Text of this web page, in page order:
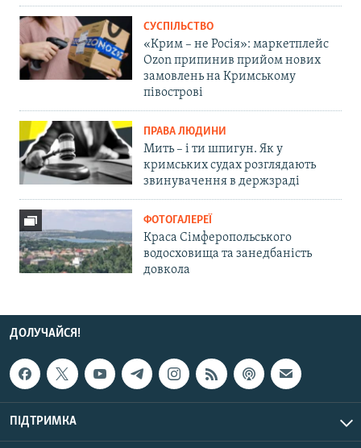
СУСПІЛЬСТВО
«Крим – не Росія»: маркетплейс
Ozon припинив прийом нових
замовлень на Кримському
півострові
ПРАВА ЛЮДИНИ
Мить – і ти шпигун. Як у
кримських судах розглядають
звинувачення в держзраді
ФОТОГАЛЕРЕЇ
Краса Сімферопольського
водосховища та занедбаність
довкола
ДОЛУЧАЙСЯ!
ПІДТРИМКА